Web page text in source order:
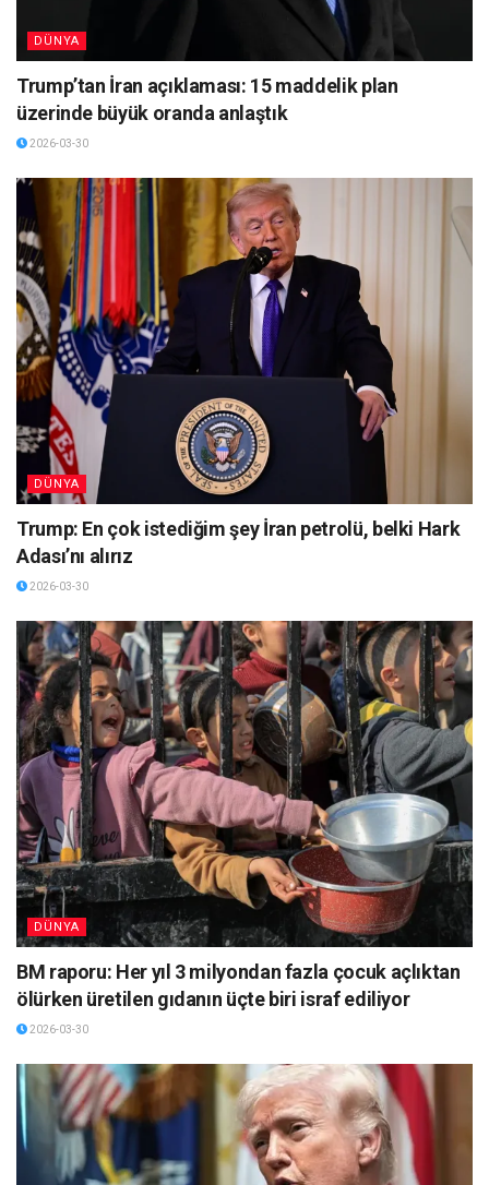
DÜNYA
Trump’tan İran açıklaması: 15 maddelik plan
üzerinde büyük oranda anlaştık
2026-03-30
DÜNYA
Trump: En çok istediğim şey İran petrolü, belki Hark
Adası’nı alırız
2026-03-30
DÜNYA
BM raporu: Her yıl 3 milyondan fazla çocuk açlıktan
ölürken üretilen gıdanın üçte biri israf ediliyor
2026-03-30